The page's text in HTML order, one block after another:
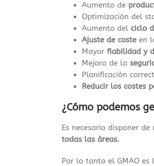
Aumento de
Optimización del
Aumento del ciclo
Ajuste de coste en
Mayor fiabilidad y
Mejora de la
Planificación
Reducir los costes
¿Cómo podemos
Es necesario disponer de
todas las áreas.
Por lo tanto el GMAO